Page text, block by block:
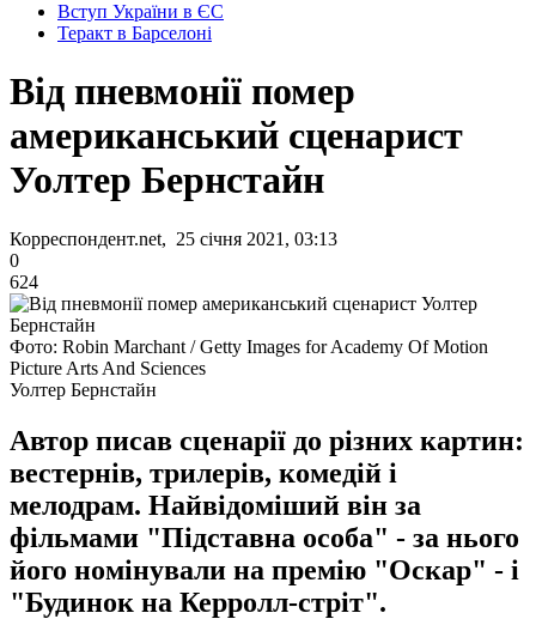
Вступ України в ЄС
Теракт в Барселоні
Від пневмонії помер
американський сценарист
Уолтер Бернстайн
Корреспондент.net, 25 січня 2021, 03:13
0
624
Фото: Robin Marchant / Getty Images for Academy Of Motion
Picture Arts And Sciences
Уолтер Бернстайн
Автор писав сценарії до різних картин:
вестернів, трилерів, комедій і
мелодрам. Найвідоміший він за
фільмами "Підставна особа" - за нього
його номінували на премію "Оскар" - і
"Будинок на Керролл-стріт".